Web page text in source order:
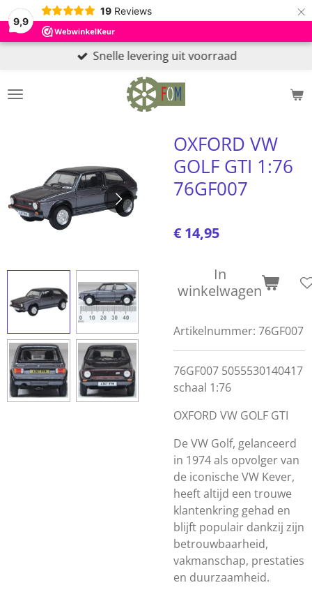
9,9
19 Reviews ×
Snelle levering uit voorraad
OXFORD VW
GOLF GTI 1:76
76GF007
€ 14,95
In
winkelwagen
Artikelnummer: 76GF007
76GF007 5055530140417
schaal 1:76
OXFORD VW GOLF GTI
De VW Golf, gelanceerd
in 1974 als opvolger van
de iconische VW Kever,
heeft altijd een trouwe
klantenkring gehad en
blijft populair dankzij zijn
betrouwbaarheid,
vakmanschap, prestaties
en duurzaamheid.